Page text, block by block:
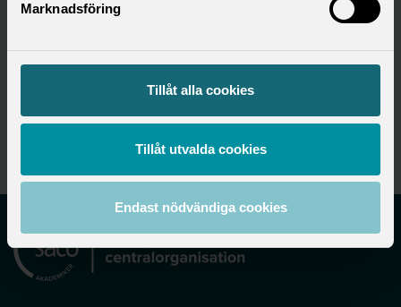
Marknadsföring
Tillåt alla cookies
Tillåt utvalda cookies
Endast nödvändiga cookies
Utbildningsområde
Utbildning